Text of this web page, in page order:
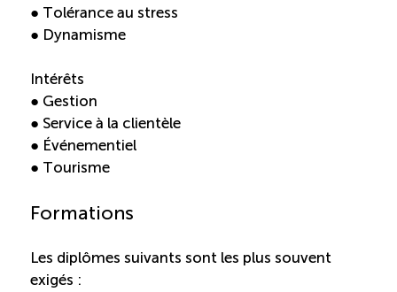
● Tolérance au stress
● Dynamisme
Intérêts
● Gestion
● Service à la clientèle
● Événementiel
● Tourisme
Formations
Les diplômes suivants sont les plus souvent
exigés :